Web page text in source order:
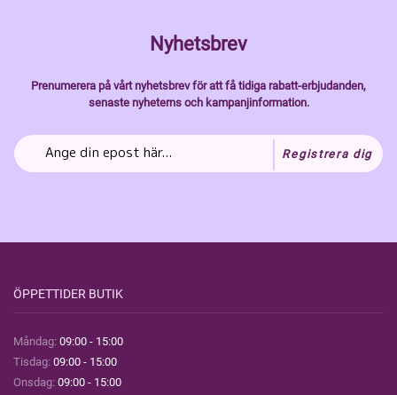
Nyhetsbrev
Prenumerera på vårt nyhetsbrev för att få tidiga rabatt-erbjudanden,
senaste nyheterns och kampanjinformation.
Registrera dig
ÖPPETTIDER BUTIK
Måndag: 09:00 - 15:00
Tisdag: 09:00 - 15:00
Onsdag: 09:00 - 15:00